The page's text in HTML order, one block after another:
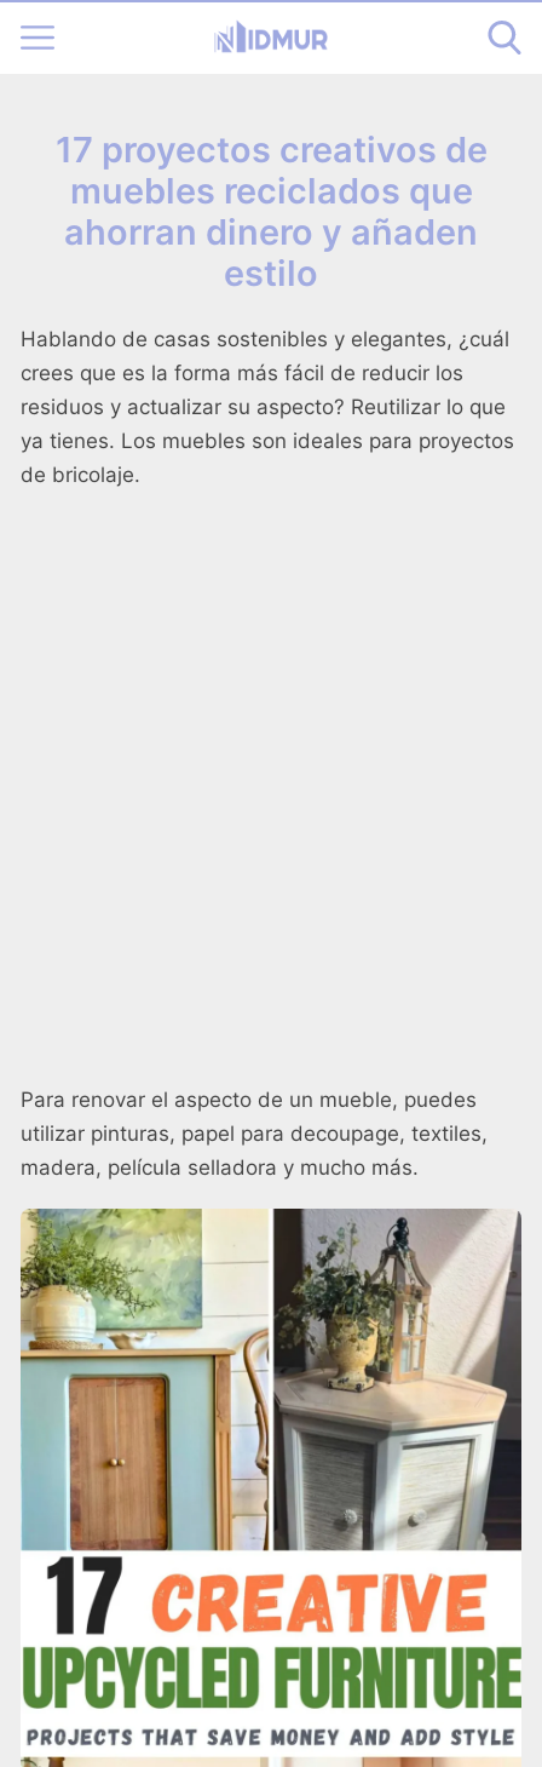
17 proyectos creativos de
muebles reciclados que
ahorran dinero y añaden
estilo
Hablando de casas sostenibles y elegantes, ¿cuál
crees que es la forma más fácil de reducir los
residuos y actualizar su aspecto? Reutilizar lo que
ya tienes. Los muebles son ideales para proyectos
de bricolaje.
Para renovar el aspecto de un mueble, puedes
utilizar pinturas, papel para decoupage, textiles,
madera, película selladora y mucho más.